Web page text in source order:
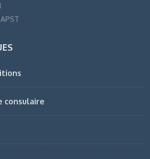
consulaire